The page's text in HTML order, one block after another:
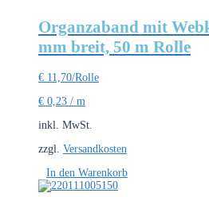
Organzaband mit
mm breit, 50 m Rolle
€ 11,70/Rolle
€ 0,23 / m
inkl. MwSt.
zzgl. Versandkosten
In den Warenkorb